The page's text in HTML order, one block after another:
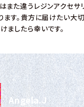
また違うレジンアクセサ
ます。貴方に届けたい大
ましたら幸いです。
Angela.J